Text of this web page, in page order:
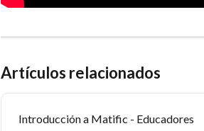
Artículos relacionados
Introducción a Matific - Educadores